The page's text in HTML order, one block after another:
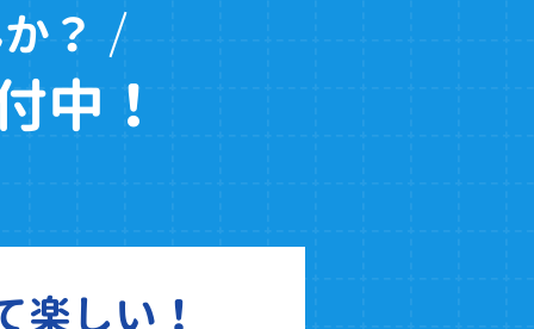
？
中！
楽しい！